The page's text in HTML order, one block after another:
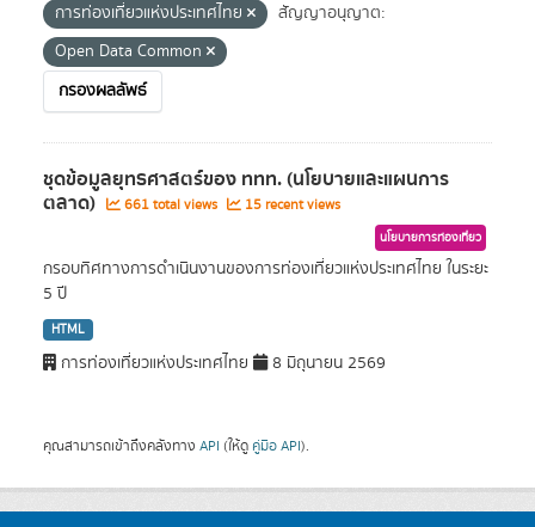
การท่องเที่ยวแห่งประเทศไทย
สัญญาอนุญาต:
Open Data Common
กรองผลลัพธ์
ชุดข้อมูลยุทธศาสตร์ของ ททท. (นโยบายและแผนการ
ตลาด) 661 total views 15 recent views
นโยบายการท่องเที่ยว
กรอบทิศทางการดำเนินงานของการท่องเที่ยวแห่งประเทศไทย ในระยะ
5 ปี
HTML
การท่องเที่ยวแห่งประเทศไทย 8 มิถุนายน 2569
คุณสามารถเข้าถึงคลังทาง API (ให้ดู คู่มือ API).